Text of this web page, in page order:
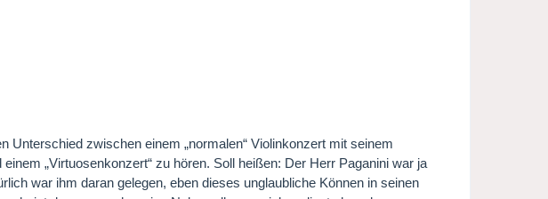
Unterschied zwischen einem „normalen“ Violinkonzert mit seinem
„Virtuosenkonzert“ zu hören. Soll heißen: Der Herr Paganini war ja
war ihm daran gelegen, eben dieses unglaubliche Können in seinen